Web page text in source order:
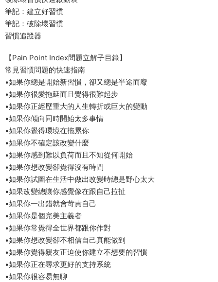
筆記：建立好習慣
筆記：破除壞習慣
習慣追蹤器
【Pain Point Index問題立解子目錄】
常見習慣問題的快速指南
•如果你總是開始新習慣，卻又總是半途而廢
•如果你很愛拖延而且覺得很難起步
•如果你正經歷重大的人生轉折或巨大的變動
•如果你傾向同時開始太多事情
•如果你覺得環境在拖累你
•如果你不確定該改變什麼
•如果你感到難以負荷而且不知從何開始
•如果你想改變卻覺得沒有時間
•如果你試圖在生活中做出改變時總是野心太大
•如果改變總讓你感覺像在跟自己拉扯
•如果你一出錯就會苛責自己
•如果你是個完美主義者
•如果你常覺得全世界都跟你作對
•如果你想改變卻不相信自己真能做到
•如果你覺得親友正迫使你建立不想要的習慣
•如果你正在尋求更好的支持系統
•如果你很容易無聊